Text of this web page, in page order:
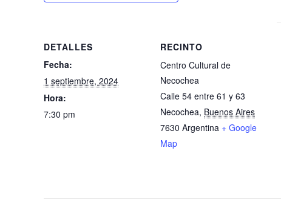
DETALLES
Fecha:
1 septiembre, 2024
Hora:
7:30 pm
RECINTO
Centro Cultural de
Necochea
Calle 54 entre 61 y 63
Necochea, Buenos Aires
7630 Argentina + Google
Map